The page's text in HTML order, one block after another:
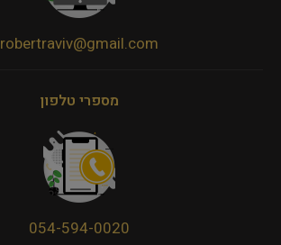
robertraviv@gmail.com
מספרי טלפון
054-594-0020